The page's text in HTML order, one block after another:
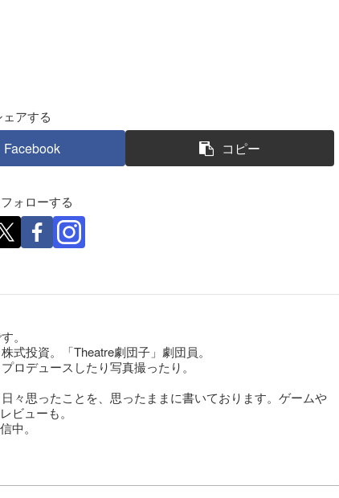
アする
Facebook コピー
ォローする
。
式投資。「Theatre劇団子」劇団員。
ロデュースしたり写真撮ったり。
々思ったことを、思ったままに書いております。ゲームや
ビューも。
中。